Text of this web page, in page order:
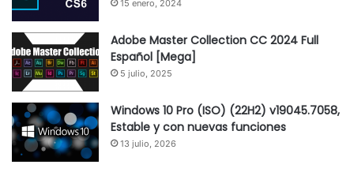
15 enero, 2024
Adobe Master Collection CC 2024 Full
Español [Mega]
5 julio, 2025
Windows 10 Pro (ISO) (22H2) v19045.7058,
Estable y con nuevas funciones
13 julio, 2026